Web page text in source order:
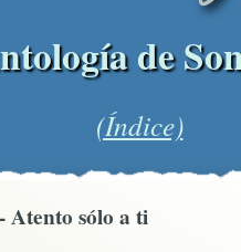
de
(Índice)
Atento sólo a ti